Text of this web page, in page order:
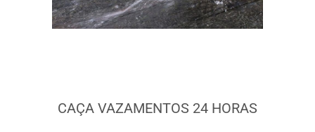
CAÇA VAZAMENTOS 24 HORAS